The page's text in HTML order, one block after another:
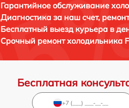
Гарантийное обслуживание
Диагностика за наш счет,
Бесплатный выезд курьера в
Срочный ремонтхолодильника
Бесплатная